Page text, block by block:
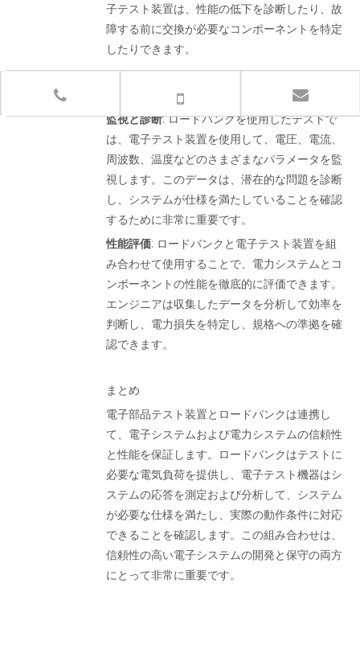
子テスト装置は、性能の低下を診断したり、故
障する前に交換が必要なコンポーネントを特定
したりできます。
データの収集と分析
監視と診断: ロードバンクを使用したテストで
は、電子テスト装置を使用して、電圧、電流、
周波数、温度などのさまざまなパラメータを監
視します。このデータは、潜在的な問題を診断
し、システムが仕様を満たしていることを確認
するために非常に重要です。
性能評価: ロードバンクと電子テスト装置を組
み合わせて使用​​することで、電力システムとコ
ンポーネントの性能を徹底的に評価できます。
エンジニアは収集したデータを分析して効率を
判断し、電力損失を特定し、規格への準拠を確
認できます。
まとめ
電子部品テスト装置とロードバンクは連携し
て、電子システムおよび電力システムの信頼性
と性能を保証します。ロードバンクはテストに
必要な電気負荷を提供し、電子テスト機器はシ
ステムの応答を測定および分析して、システム
が必要な仕様を満たし、実際の動作条件に対応
できることを確認します。この組み合わせは、
信頼性の高い電子システムの開発と保守の両方
にとって非常に重要です。